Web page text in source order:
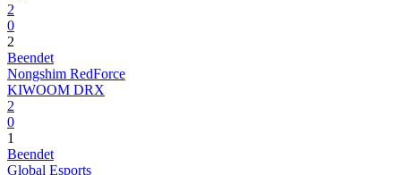
2
0
2
Beendet
Nongshim RedForce
KIWOOM DRX
2
0
1
Beendet
Global Esports